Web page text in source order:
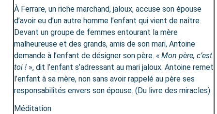
À Ferrare, un riche marchand, jaloux, accuse son épouse
d’avoir eu d’un autre homme l’enfant qui vient de naître.
Devant un groupe de femmes entourant la mère
malheureuse et des grands, amis de son mari, Antoine
demande à l’enfant de désigner son père. « Mon père, c’est
toi ! », dit l’enfant s’adressant au mari jaloux. Antoine remet
l’enfant à sa mère, non sans avoir rappelé au père ses
responsabilités envers son épouse. (Du livre des miracles)
Méditation